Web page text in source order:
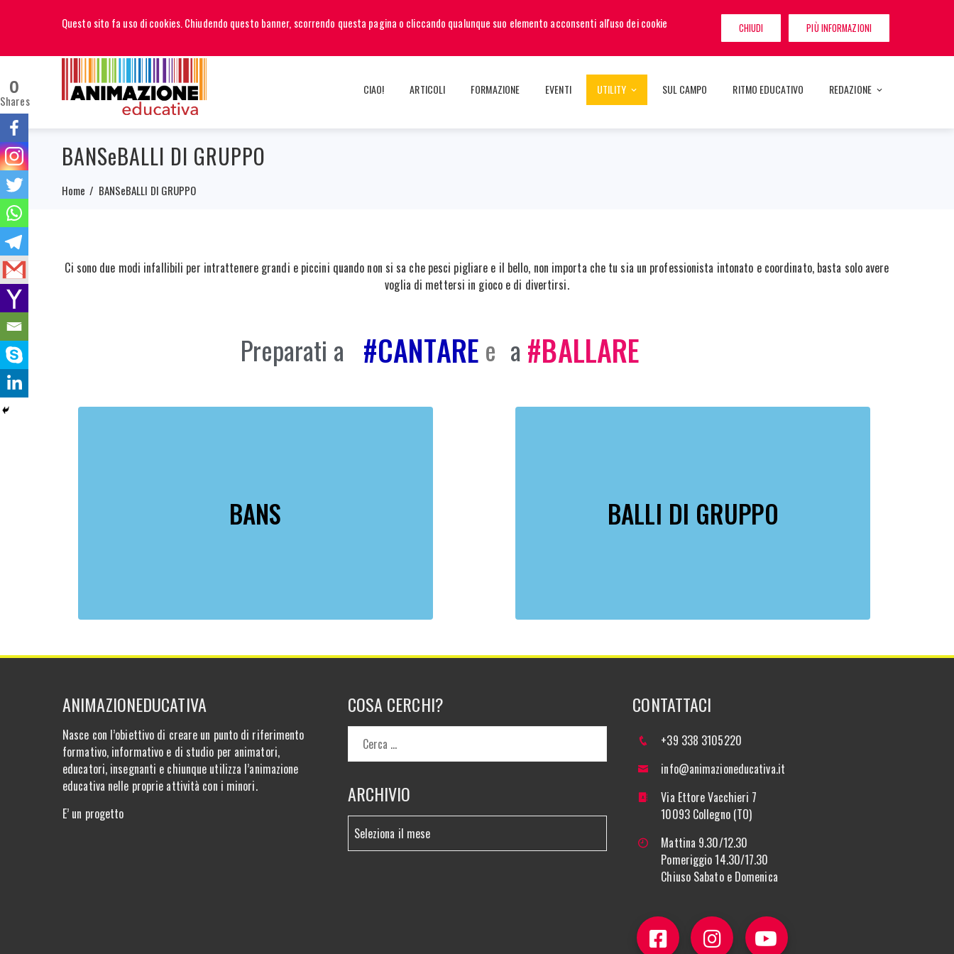
Questo sito fa uso di cookies. Chiudendo questo banner, scorrendo questa pagina o cliccando qualunque suo elemento acconsenti all'uso dei cookie CHIUDI PIÙ INFORMAZIONI
EN FR IT SEGUICI
CIAO! ARTICOLI FORMAZIONE EVENTI UTILITY SUL CAMPO RITMO EDUCATIVO REDAZIONE
BANSeBALLI DI GRUPPO
Home BANSeBALLI DI GRUPPO
Ci sono due modi infallibili per intrattenere grandi e piccini quando non si sa che pesci pigliare e il bello, non importa che tu sia un professionista intonato e coordinato, basta solo avere
voglia di mettersi in gioco e di divertirsi.
Preparati a #CANTARE e a #BALLARE
BANS BALLI DI GRUPPO
0
Shares
ANIMAZIONEDUCATIVA
Nasce con l’obiettivo di creare un punto di riferimento
formativo, informativo e di studio per animatori,
educatori, insegnanti e chiunque utilizza l’animazione
educativa nelle proprie attività con i minori.
E’ un progetto
COSA CERCHI?
ARCHIVIO
CONTATTACI
+39 338 3105220
info@animazioneducativa.it
Via Ettore Vacchieri 7
10093 Collegno (TO)
Mattina 9.30/12.30
Pomeriggio 14.30/17.30
Chiuso Sabato e Domenica